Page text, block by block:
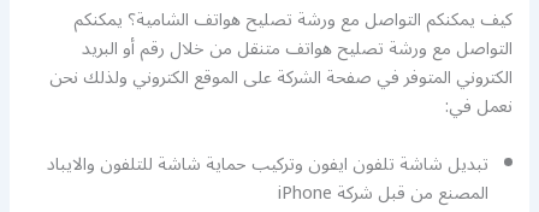
كيف يمكنكم التواصل مع ورشة تصليح هواتف الشامية؟ يمكنكم
التواصل مع ورشة تصليح هواتف متنقل من خلال رقم أو البريد
الكتروني المتوفر في صفحة الشركة على الموقع الكتروني ولذلك نحن
نعمل في:
تبديل شاشة تلفون ايفون وتركيب حماية شاشة للتلفون والايباد
المصنع من قبل شركة iPhone